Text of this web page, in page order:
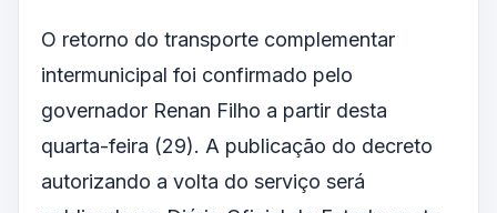
O retorno do transporte complementar
intermunicipal foi confirmado pelo
governador Renan Filho a partir desta
quarta-feira (29). A publicação do decreto
autorizando a volta do serviço será